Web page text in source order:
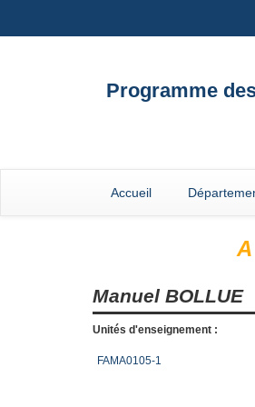
Programme
Accueil
A
Manuel BOLLUE
Unités d'enseignement :
FAMA0105-1